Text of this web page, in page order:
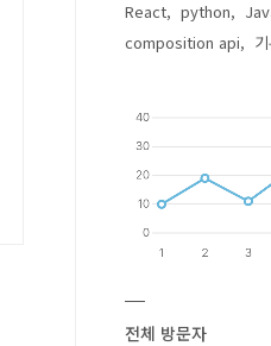
React
python
composition api
전체 방문자